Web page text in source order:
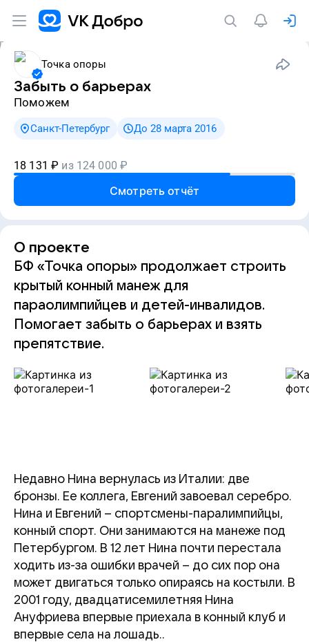
Точка опоры
Забыть о барьерах
Поможем
Санкт-Петербург До 28 марта 2016
18 131 ₽ из 124 000 ₽
Смотреть отчёт
О проекте
БФ «Точка опоры» продолжает строить
крытый конный манеж для
параолимпийцев и детей-инвалидов.
Помогает забыть о барьерах и взять
препятствие.
Недавно Нина вернулась из Италии: две
бронзы. Ее коллега, Евгений завоевал серебро.
Нина и Евгений – спортсмены-паралимпийцы,
конный спорт. Они занимаются на манеже под
Петербургом. В 12 лет Нина почти перестала
ходить из-за ошибки врачей – до сих пор она
может двигаться только опираясь на костыли. В
2001 году, двадцатисемилетняя Нина
Ануфриева впервые приехала в конный клуб и
впервые села на лошадь..